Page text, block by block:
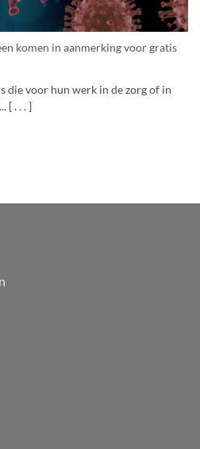
komen in aanmerking voor gratis
die voor hun werk in de zorg of in
[ . . . ]